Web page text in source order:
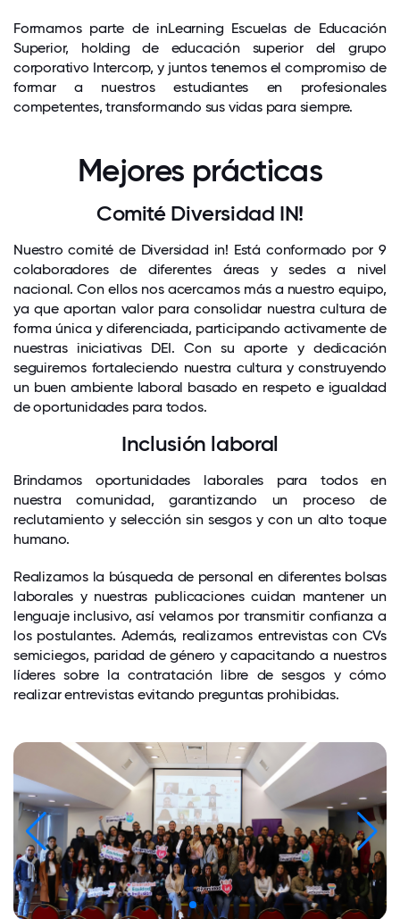
Formamos parte de inLearning Escuelas de Educación
Superior, holding de educación superior del grupo
corporativo Intercorp, y juntos tenemos el compromiso de
formar a nuestros estudiantes en profesionales
competentes, transformando sus vidas para siempre.
Mejores prácticas
Comité Diversidad IN!
Nuestro comité de Diversidad in! Está conformado por 9
colaboradores de diferentes áreas y sedes a nivel
nacional. Con ellos nos acercamos más a nuestro equipo,
ya que aportan valor para consolidar nuestra cultura de
forma única y diferenciada, participando activamente de
nuestras iniciativas DEI. Con su aporte y dedicación
seguiremos fortaleciendo nuestra cultura y construyendo
un buen ambiente laboral basado en respeto e igualdad
de oportunidades para todos.
Inclusión laboral
Brindamos oportunidades laborales para todos en
nuestra comunidad, garantizando un proceso de
reclutamiento y selección sin sesgos y con un alto toque
humano.
Realizamos la búsqueda de personal en diferentes bolsas
laborales y nuestras publicaciones cuidan mantener un
lenguaje inclusivo, así velamos por transmitir confianza a
los postulantes. Además, realizamos entrevistas con CVs
semiciegos, paridad de género y capacitando a nuestros
líderes sobre la contratación libre de sesgos y cómo
realizar entrevistas evitando preguntas prohibidas.